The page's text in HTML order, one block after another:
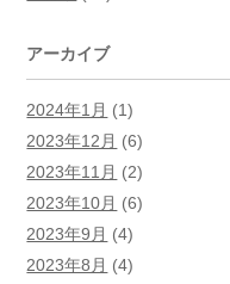
アーカイブ
2024年1月 (1)
2023年12月 (6)
2023年11月 (2)
2023年10月 (6)
2023年9月 (4)
2023年8月 (4)